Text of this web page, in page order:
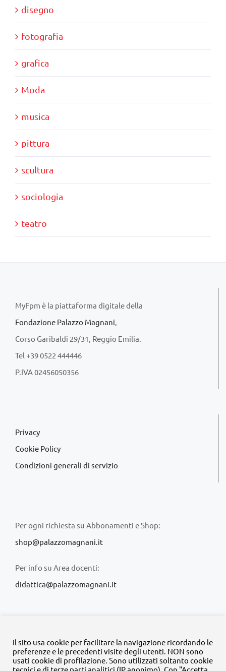
disegno
fotografia
grafica
Moda
musica
pittura
scultura
sociologia
teatro
MyFpm è la piattaforma digitale della
Fondazione Palazzo Magnani,
Corso Garibaldi 29/31, Reggio Emilia.
Tel +39 0522 444446
P.IVA 02456050356
Privacy
Cookie Policy
Condizioni generali di servizio
Per ogni richiesta su Abbonamenti e Shop:
shop@palazzomagnani.it
Per info su Area docenti:
didattica@palazzomagnani.it
© Copyright 2020 -2026 | Tutti i diritti riservati | MyFpm è un
Il sito usa cookie per facilitare la navigazione ricordando le
preferenze e le precedenti visite degli utenti. NON sono
usati cookie di profilazione. Sono utilizzati soltanto cookie